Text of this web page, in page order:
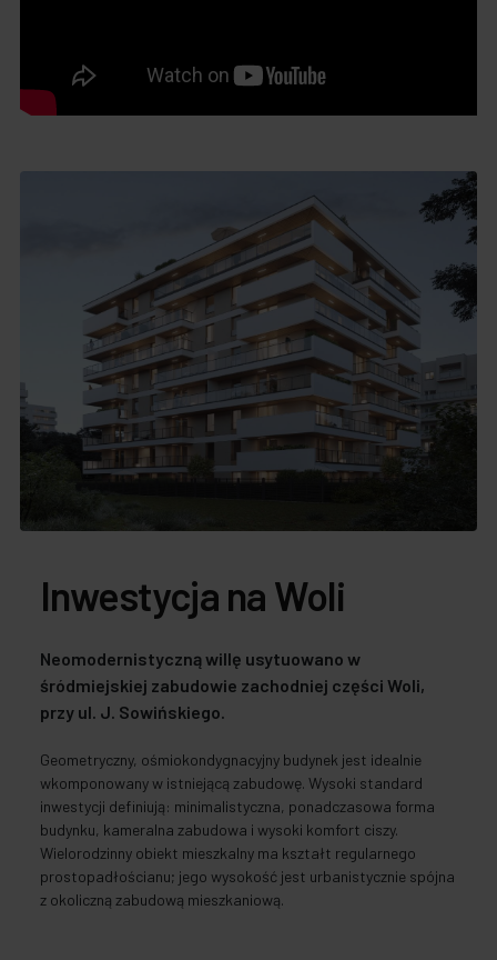
Inwestycja na Woli
Neomodernistyczną willę usytuowano w
śródmiejskiej zabudowie zachodniej części Woli,
przy ul. J. Sowińskiego.
Geometryczny, ośmiokondygnacyjny budynek jest idealnie
wkomponowany w istniejącą zabudowę. Wysoki standard
inwestycji definiują: minimalistyczna, ponadczasowa forma
budynku, kameralna zabudowa i wysoki komfort ciszy.
Wielorodzinny obiekt mieszkalny ma kształt regularnego
prostopadłościanu; jego wysokość jest urbanistycznie spójna
z okoliczną zabudową mieszkaniową.